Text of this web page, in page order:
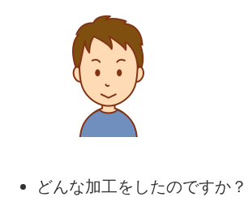
どんな加工をしたのですか？